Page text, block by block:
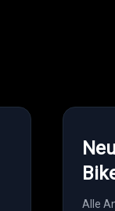
Alle